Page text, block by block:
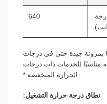
مئوية (1000 درجة
640
*ملاحظة: يحتفظ UNS N10276 بمرونة جيدة حتى في درجات
مناسبًا للخدمات ذات درجات
الحرارة المنخفضة.*
نطاق درجة حرارة التشغيل: